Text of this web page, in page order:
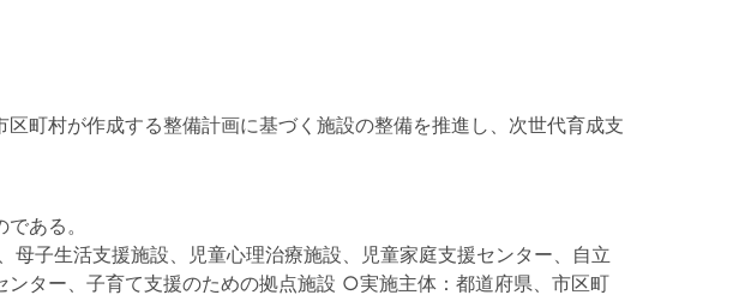
町村が作成する整備計画に基づく施設の整備を推進し、次世代育成支
ある。
母子生活支援施設、児童心理治療施設、児童家庭支援センター、自立
ター、子育て支援のための拠点施設 ○実施主体：都道府県、市区町